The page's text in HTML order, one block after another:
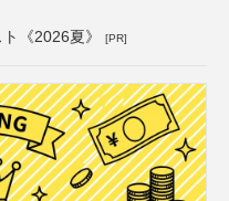
《2026夏》 [PR]